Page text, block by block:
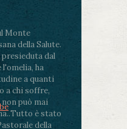
Monte
della Salute.
presieduta dal
ha
a quanti
a chi soffre,
può mai
.Tutto è stato
della